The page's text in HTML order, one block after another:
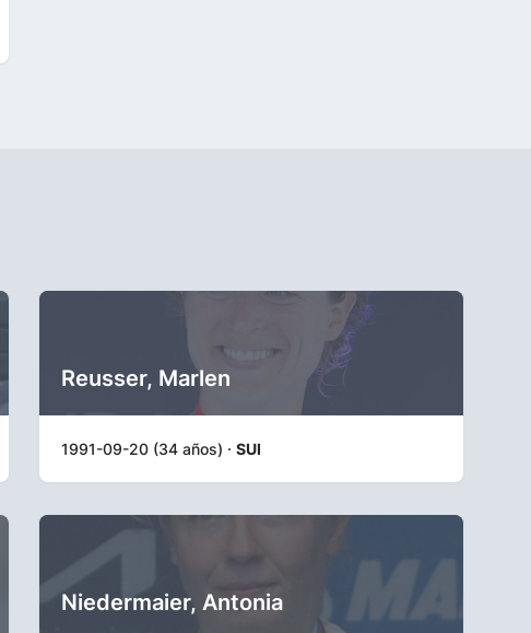
Reusser, Marlen
1991-09-20 (34 años) · SUI
Niedermaier, Antonia